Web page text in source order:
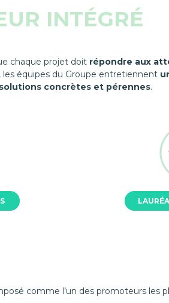
INTÉGRÉ
chaque projet doit répondre aux
les équipes du Groupe entretiennent
concrètes et pérennes.
comme l’un des promoteurs les